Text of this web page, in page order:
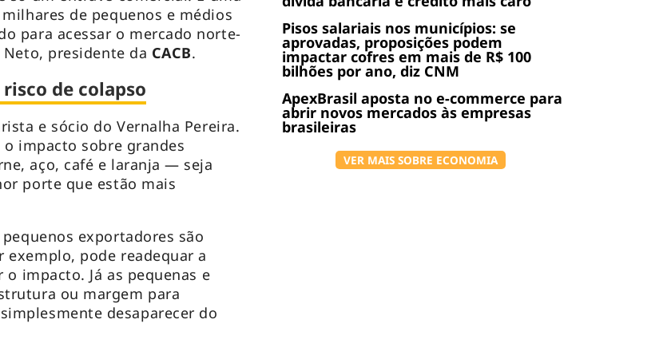
Pisos salariais nos municípios: se
aprovadas, proposições podem
impactar cofres em mais de R$ 100
bilhões por ano, diz CNM
ApexBrasil aposta no e-commerce para
abrir novos mercados às empresas
brasileiras
VER MAIS SOBRE ECONOMIA
de pequenos e médios
para acessar o mercado norte-
presidente da CACB.
de colapso
e sócio do Vernalha Pereira.
impacto sobre grandes
aço, café e laranja — seja
porte que estão mais
exportadores são
pode readequar a
impacto. Já as pequenas e
ou margem para
desaparecer do